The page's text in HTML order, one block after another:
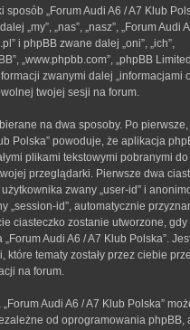
sposób „Forum Audi A6 / A7 Klub
„my”, „nas”, „nasz”, „Forum Audi
i phpBB zwane dalej „oni”, „ich”,
„www.phpbb.com”, „phpBB
zwanymi dalej „informacjami
twojej sesji na forum.
na dwa sposoby. Po
Polska” powoduje, że aplikacja
plikami tekstowymi pobranymi
przeglądarki. Pierwsze dwa
zwany „user-id” i
„session-id”, automatycznie
ciasteczko zostanie utworzone, gdy
Audi A6 / A7 Klub Polska”.
które tematy zostały przez ciebie
na forum.
Audi A6 / A7 Klub Polska”
od oprogramowania phpBB,